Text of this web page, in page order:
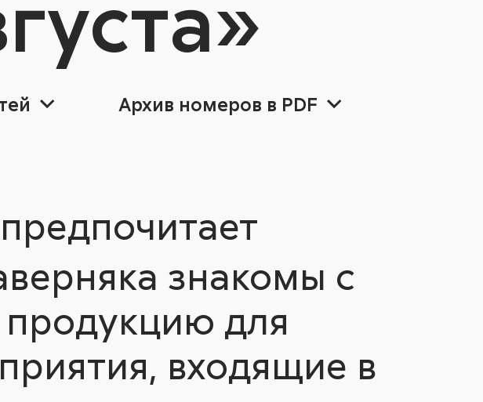
Архив номеров в PDF
Агротехнологии
знакомы с
для
входящие в